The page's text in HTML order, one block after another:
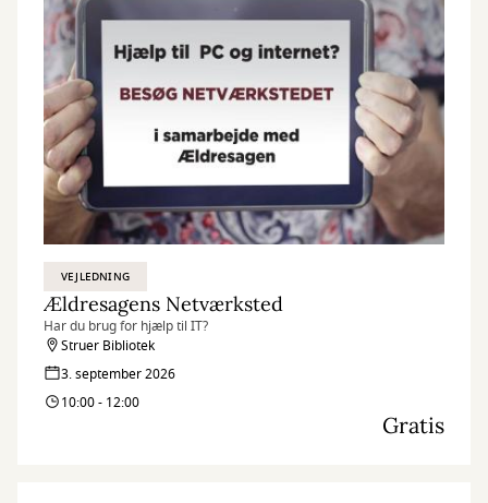
VEJLEDNING
Ældresagens Netværksted
Har du brug for hjælp til IT?
Struer Bibliotek
3. september 2026
10:00 - 12:00
Gratis